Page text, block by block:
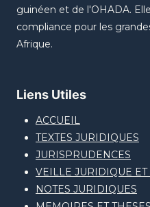
guinéen et de l'OHADA.
compliance pour les
Afrique.
Liens Utiles
ACCUEIL
TEXTES JURIDIQUES
JURISPRUDENCES
VEILLE JURIDIQUE
NOTES JURIDIQUES